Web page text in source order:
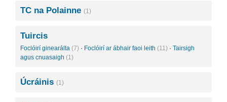
TC na Polainne (1)
Tuircis
Foclóirí ginearálta (7) · Foclóirí ar ábhair faoi leith (11) · Tairsigh
agus cnuasaigh (1)
Úcráinis (1)